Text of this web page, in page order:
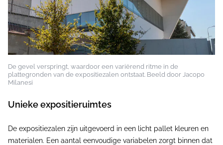
De gevel verspringt, waardoor een variërend ritme in de
plattegronden van de expositiezalen ontstaat. Beeld door Jacopo
Milanesi
Unieke expositieruimtes
De expositiezalen zijn uitgevoerd in een licht pallet kleuren en
materialen. Een aantal eenvoudige variabelen zorgt binnen dat